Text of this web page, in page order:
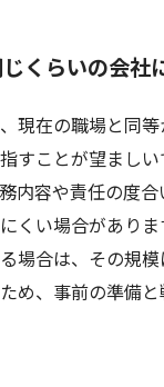
くらいの会社
現在の職場と同
すことが望まし
内容や責任の度
くい場合があり
場合は、その規
め、事前の準備